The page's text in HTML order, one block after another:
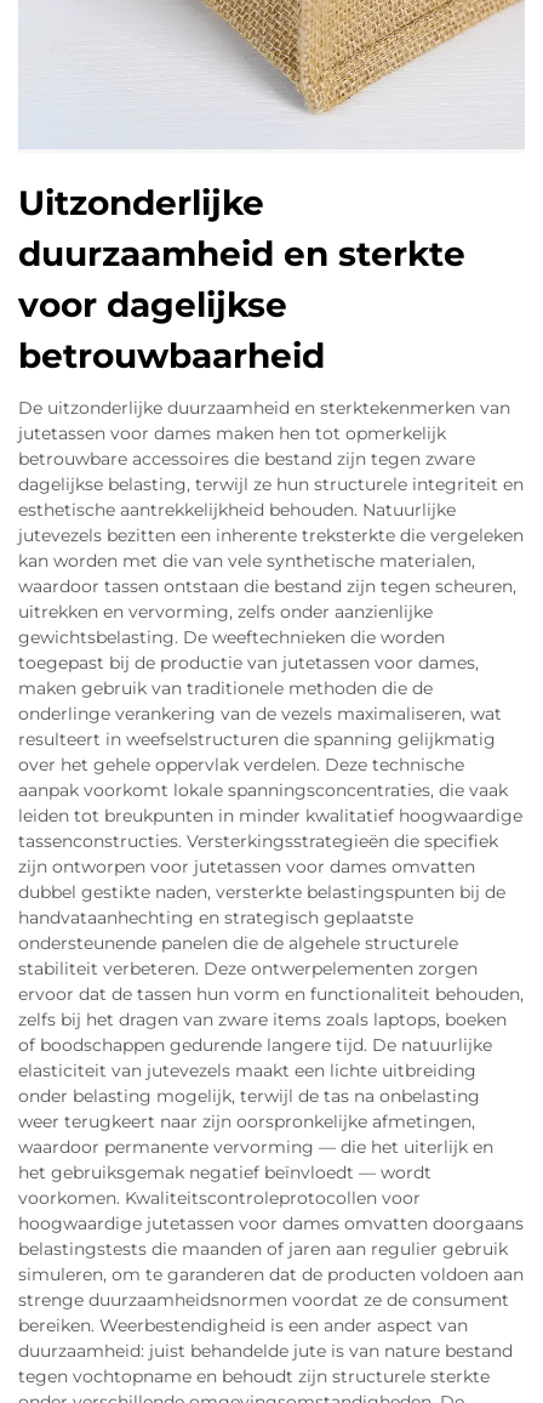
Uitzonderlijke
duurzaamheid en sterkte
voor dagelijkse
betrouwbaarheid
De uitzonderlijke duurzaamheid en sterktekenmerken van
jutetassen voor dames maken hen tot opmerkelijk
betrouwbare accessoires die bestand zijn tegen zware
dagelijkse belasting, terwijl ze hun structurele integriteit en
esthetische aantrekkelijkheid behouden. Natuurlijke
jutevezels bezitten een inherente treksterkte die vergeleken
kan worden met die van vele synthetische materialen,
waardoor tassen ontstaan die bestand zijn tegen scheuren,
uitrekken en vervorming, zelfs onder aanzienlijke
gewichtsbelasting. De weeftechnieken die worden
toegepast bij de productie van jutetassen voor dames,
maken gebruik van traditionele methoden die de
onderlinge verankering van de vezels maximaliseren, wat
resulteert in weefselstructuren die spanning gelijkmatig
over het gehele oppervlak verdelen. Deze technische
aanpak voorkomt lokale spanningsconcentraties, die vaak
leiden tot breukpunten in minder kwalitatief hoogwaardige
tassenconstructies. Versterkingsstrategieën die specifiek
zijn ontworpen voor jutetassen voor dames omvatten
dubbel gestikte naden, versterkte belastingspunten bij de
handvataanhechting en strategisch geplaatste
ondersteunende panelen die de algehele structurele
stabiliteit verbeteren. Deze ontwerpelementen zorgen
ervoor dat de tassen hun vorm en functionaliteit behouden,
zelfs bij het dragen van zware items zoals laptops, boeken
of boodschappen gedurende langere tijd. De natuurlijke
elasticiteit van jutevezels maakt een lichte uitbreiding
onder belasting mogelijk, terwijl de tas na onbelasting
weer terugkeert naar zijn oorspronkelijke afmetingen,
waardoor permanente vervorming — die het uiterlijk en
het gebruiksgemak negatief beïnvloedt — wordt
voorkomen. Kwaliteitscontroleprotocollen voor
hoogwaardige jutetassen voor dames omvatten doorgaans
belastingstests die maanden of jaren aan regulier gebruik
simuleren, om te garanderen dat de producten voldoen aan
strenge duurzaamheidsnormen voordat ze de consument
bereiken. Weerbestendigheid is een ander aspect van
duurzaamheid: juist behandelde jute is van nature bestand
tegen vochtopname en behoudt zijn structurele sterkte